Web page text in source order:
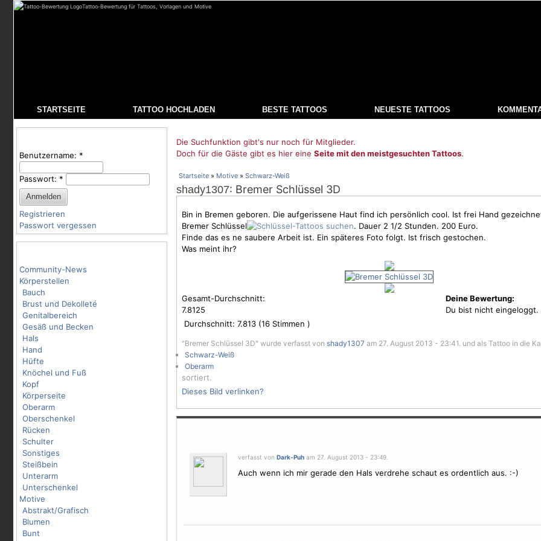
Tattoo-Bewertung für Tattoos, Vorlagen und Motive
STARTSEITE TATTOO HOCHLADEN BESTE TATTOOS NEUESTE TATTOOS
Benutzername: *
Passwort: *
Registrieren
Passwort vergessen
Community-News
Körperstellen
Bauch
Brust und Dekolleté
Genitalbereich
Gesäß und Becken
Hals
Hand
Hüfte
Knöchel und Fuß
Kopf
Körperseite
Oberarm
Oberschenkel
Rücken
Schulter
Sonstiges
Steißbein
Unterarm
Unterschenkel
Motive
Abstrakt/Grafisch
Blumen
Bunt
Die Suchfunktion gibt's nur noch für Mitglieder.
Doch für die Gäste gibt es hier eine Seite mit den meistgesuchten Tattoos.
Startseite » Motive » Schwarz-Weiß
shady1307: Bremer Schlüssel 3D
Bin in Bremen geboren. Die aufgerissene Haut find ich persönlich cool. Ist frei Hand
Bremer Schlüssel
. Dauer 2 1/2 Stunden. 200 Euro.
Finde das es ne saubere Arbeit ist. Ein späteres Foto folgt. Ist frisch gestochen.
Was meint ihr?
Gesamt-Durchschnitt:
7.8125
Durchschnitt: 7.813 (16 Stimmen )
Deine Bewertung:
Du bist nicht eingeloggt.
"Bremer Schlüssel 3D" wurde verfasst von shady1307 am 27. August 2013 - 23:41. und als Tattoo in die
Schwarz-Weiß
Oberarm
sortiert.
Dieses Bild verlinken?
verfasst von Dark-Puham 27. August 2013 - 23:49.
Auch wenn ich mir gerade den Hals verdrehe schaut es ordentlich aus. :-)